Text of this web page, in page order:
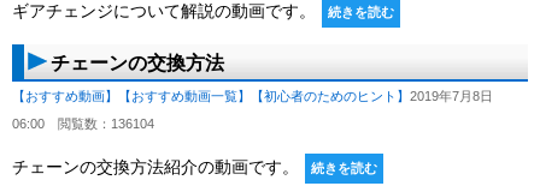
ギアチェンジについて解説の動画です。 続きを読む
チェーンの交換方法
【おすすめ動画】 【おすすめ動画一覧】 【初心者のためのヒント】 2019年7月8日
06:00 閲覧数：136104
チェーンの交換方法紹介の動画です。 続きを読む